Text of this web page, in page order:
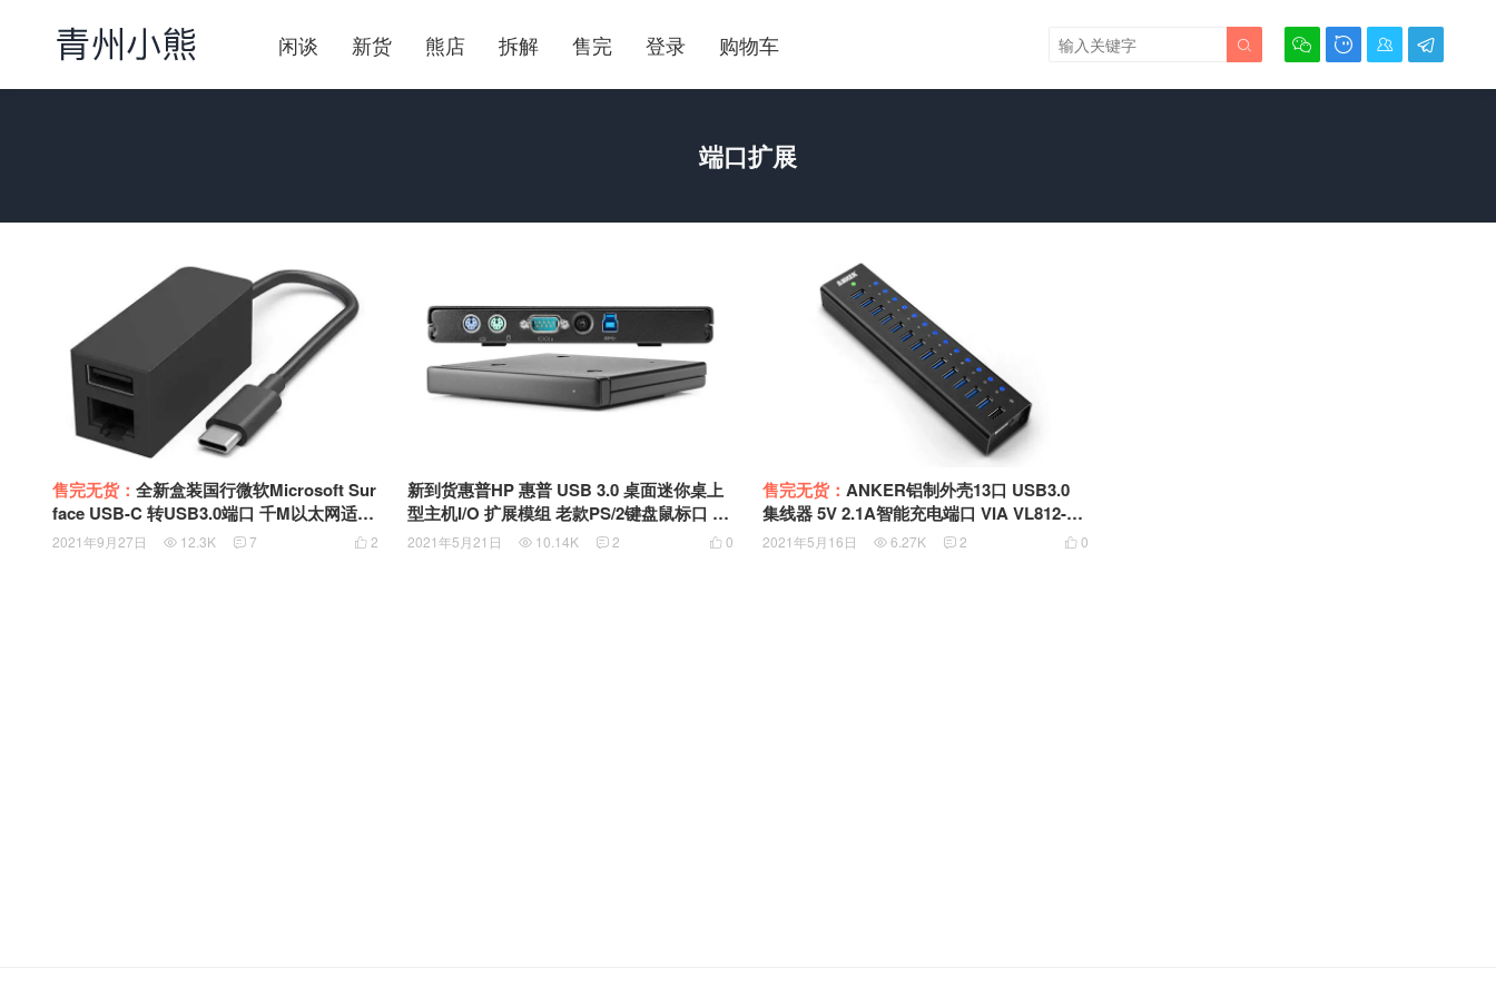
闲谈 新货 熊店 拆解 售完 登录 购物车    

端口扩展
售完无货： 全新盒装国行微软Microsoft Sur
face USB-C 转USB3.0端口 千M以太网适配
器 USB-C TO USB 3.0 Ethernet Cable Ada
 2
2021年9月27日  12.3K  7
新到货惠普HP 惠普 USB 3.0 桌面迷你桌上
型主机I/O 扩展模组 老款PS/2键盘鼠标口 C
OM口 硬盘盒TPC-l017-SL 833940-003 8014
 0
2021年5月21日  10.14K  2
售完无货： ANKER铝制外壳13口 USB3.0
集线器 5V 2.1A智能充电端口 VIA VL812-Q7
芯片组 AK-68ANHUB-B14A
 0
2021年5月16日  6.27K  2